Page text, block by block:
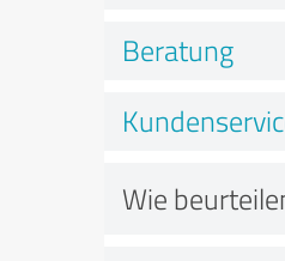
Beratung
Wie